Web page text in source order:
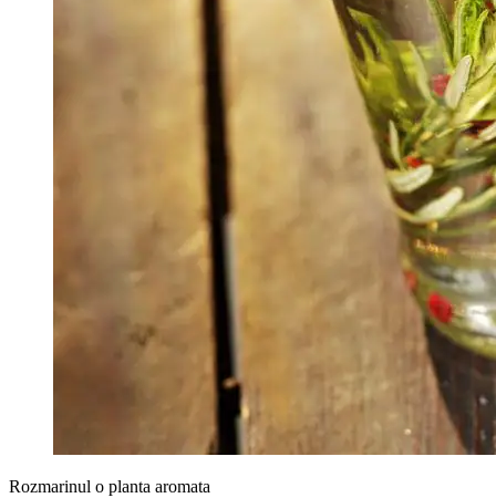
Rozmarinul o planta aromata